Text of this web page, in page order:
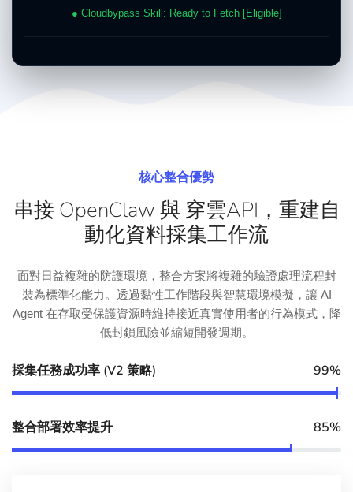
● Cloudbypass Skill: Ready to Fetch [Eligible]
核心整合優勢
串接 OpenClaw 與 穿雲API，重建自
動化資料採集工作流
面對日益複雜的防護環境，整合方案將複雜的驗證處理流程封
裝為標準化能力。透過黏性工作階段與智慧環境模擬，讓 AI
Agent 在存取受保護資源時維持接近真實使用者的行為模式，降
低封鎖風險並縮短開發週期。
採集任務成功率 (V2 策略) 99%
整合部署效率提升 85%